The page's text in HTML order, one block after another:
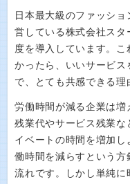
日本最大級のファッシ
営している株式会社スタ
度を導入しています。
かったら、いいサービ
で、とても共感できる理
労働時間が減る企業は増
残業代やサービス残業な
イベートの時間を増加
働時間を減らすという
流れです。しかし単純